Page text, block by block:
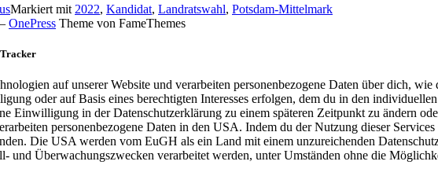
Markiert mit 2022, Kandidat, Landratswahl, Potsdam-Mittelmark
– OnePress Theme von FameThemes
Tracker
auf unserer Website und verarbeiten personenbezogene Daten über dich,
oder auf Basis eines berechtigten Interesses erfolgen, dem du in den
Einwilligung in der Datenschutzerklärung zu einem späteren Zeitpunkt zu ändern
personenbezogene Daten in den USA. Indem du der Nutzung dieser
Die USA werden vom EuGH als ein Land mit einem unzureichenden
und Überwachungszwecken verarbeitet werden, unter Umständen ohne die